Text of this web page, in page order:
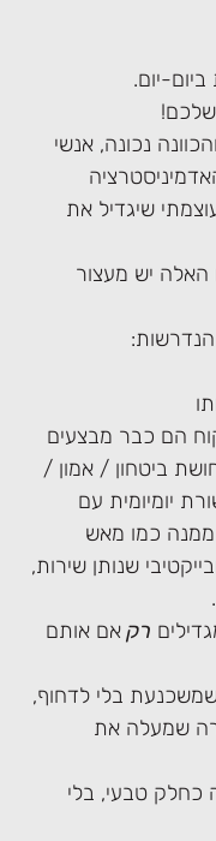
יום.
נכונה, אנשי
שיגדיל את
האלה יש מעצור
הם כבר מבצעים
ביטחון / אמון /
יומיומית עם
ממנה כמו מאש
שנותן שירות,
רקאם אותם
בלי לדחוף,
שמעלה את
כחלק טבעי, בלי